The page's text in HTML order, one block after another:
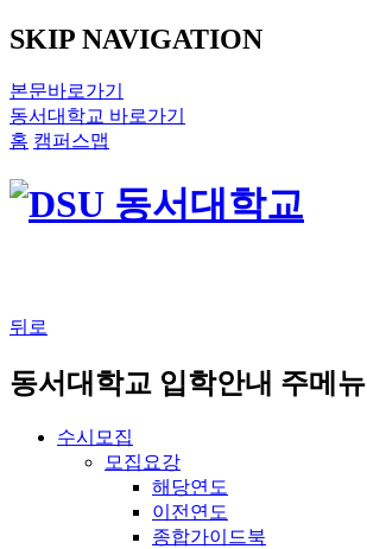
SKIP NAVIGATION
본문바로가기
동서대학교 바로가기
홈 캠퍼스맵
뒤로
동서대학교 입학안내 주메뉴
수시모집
모집요강
해당연도
이전연도
종합가이드북